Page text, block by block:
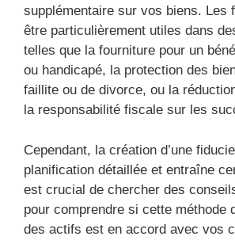
supplémentaire sur vos biens. Les
être particulièrement utiles dans
telles que la fourniture pour un
ou handicapé, la protection des
faillite ou de divorce, ou la
la responsabilité fiscale sur les
Cependant, la création d’une
planification détaillée et entraîne
est crucial de chercher des
pour comprendre si cette méthode
des actifs est en accord avec vos